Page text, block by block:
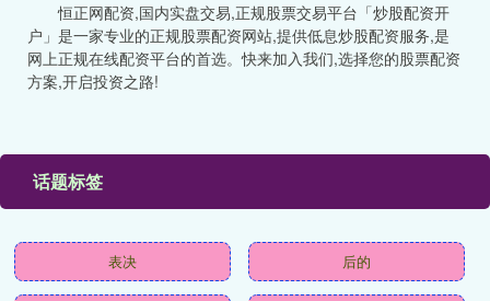
恒正网配资,国内实盘交易,正规股票交易平台「炒股配资开
户」是一家专业的正规股票配资网站,提供低息炒股配资服务,是
网上正规在线配资平台的首选。快来加入我们,选择您的股票配资
方案,开启投资之路!
话题标签
表决 后的